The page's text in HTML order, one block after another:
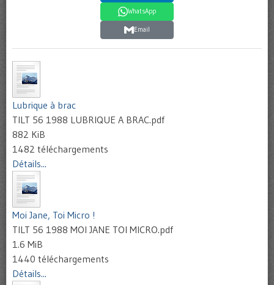
WhatsApp
Email
Lubrique à brac
TILT 56 1988 LUBRIQUE A BRAC.pdf
882 KiB
1482 téléchargements
Détails...
Moi Jane, Toi Micro !
TILT 56 1988 MOI JANE TOI MICRO.pdf
1.6 MiB
1440 téléchargements
Détails...